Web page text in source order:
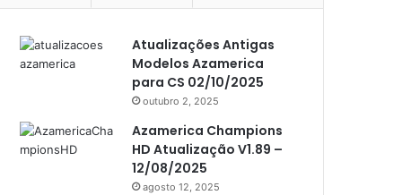
Americabox S205 Plus
Americabox S305 Plus
Atacado Games
Atualizações Antigas
Modelos Azamerica
para CS 02/10/2025
outubro 2, 2025
Azamerica Champions
HD Atualização V1.89 –
12/08/2025
agosto 12, 2025